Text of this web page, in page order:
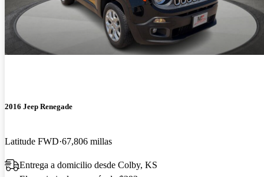
2016 Jeep Renegade
Latitude FWD 67,806 millas
Entrega a domicilio desde Colby, KS